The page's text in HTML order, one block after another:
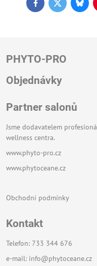
FacebookTwitter
PHYTO-PRO
Objednávky
Partner salonů
Jsme dodavatelem
wellness centra.
www.phyto-pro.cz
www.phytoceane.cz
Obchodní podmínky
Kontakt
Telefon: 733 344 676
e-mail: info@phytoceane.cz